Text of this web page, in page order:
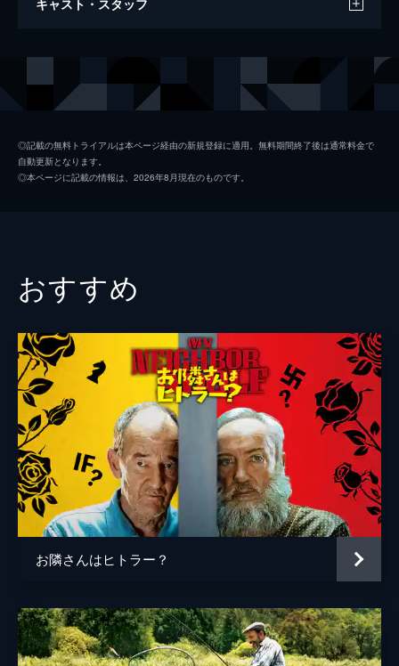
◎記載の無料トライアルは本ページ経由の新規登録に適用。無料期間終了後は通常料金で
自動更新となります。
◎本ページに記載の情報は、2026年8月現在のものです。
おすすめ
お隣さんはヒトラー？